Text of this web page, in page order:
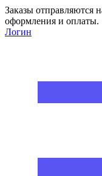
Заказы отправляются
оформления и оплаты.
Логин